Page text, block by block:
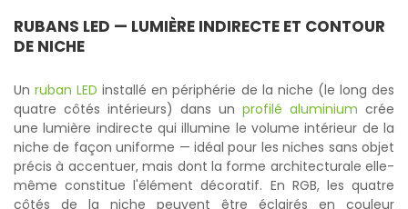
RUBANS LED — LUMIÈRE INDIRECTE ET CONTOUR
DE NICHE
Unruban LED installé en périphérie de la niche (le long des
quatre côtés intérieurs) dans un profilé aluminium crée
une lumière indirecte qui illumine le volume intérieur de la
niche de façon uniforme — idéal pour les niches sans objet
précis à accentuer, mais dont la forme architecturale elle-
même constitue l'élément décoratif. En RGB, les quatre
côtés de la niche peuvent être éclairés en couleur